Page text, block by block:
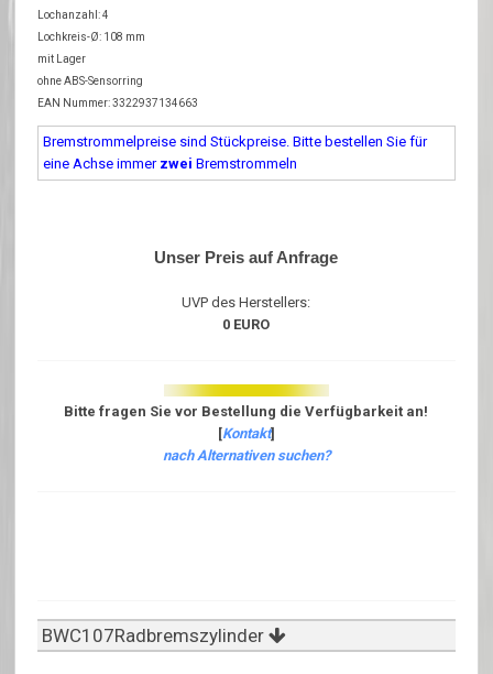
Lochanzahl: 4
Lochkreis-Ø: 108 mm
mit Lager
ohne ABS-Sensorring
EAN Nummer: 3322937134663
Bremstrommelpreise sind Stückpreise. Bitte bestellen Sie für
eine Achse immer zwei Bremstrommeln
Unser Preis auf Anfrage
UVP des Herstellers:
0 EURO
Bitte fragen Sie vor Bestellung die Verfügbarkeit an!
[Kontakt]
nach Alternativen suchen?
BWC107Radbremszylinder